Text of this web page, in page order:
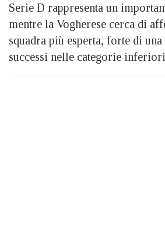
Serie D rappresenta un
mentre la Vogherese cerca di
squadra più esperta, forte di
successi nelle categorie